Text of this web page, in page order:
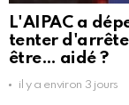
L'AIPAC a
tenter
être… aidé ?
il y a environ 3 jours